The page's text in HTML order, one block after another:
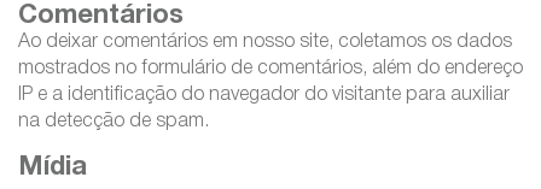
Comentários
Ao deixar comentários em nosso site, coletamos os dados
mostrados no formulário de comentários, além do endereço
IP e a identificação do navegador do visitante para auxiliar
na detecção de spam.
Mídia